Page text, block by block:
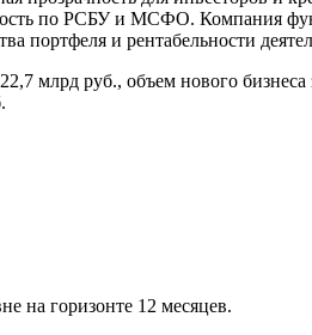
по РСБУ и МСФО. Компания
портфеля и рентабельности
млрд руб., объем нового бизнеса
на горизонте 12 месяцев.